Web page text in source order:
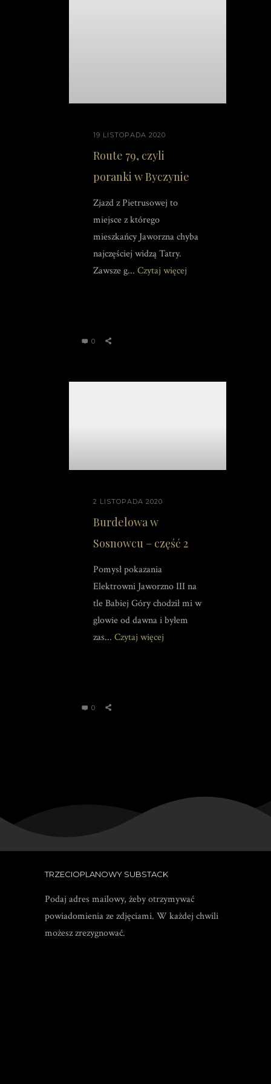
19 LISTOPADA 2020
Route 79, czyli
poranki w Byczynie
Zjazd z Pietrusowej to
miejsce z którego
mieszkańcy Jaworzna chyba
najczęściej widzą Tatry.
Zawsze g... Czytaj więcej
0
2 LISTOPADA 2020
Burdelowa w
Sosnowcu – część 2
Pomysł pokazania
Elektrowni Jaworzno III na
tle Babiej Góry chodził mi w
głowie od dawna i byłem
zas... Czytaj więcej
0
TRZECIOPLANOWY SUBSTACK
Podaj adres mailowy, żeby otrzymywać
powiadomienia ze zdjęciami. W każdej chwili
możesz zrezygnować.